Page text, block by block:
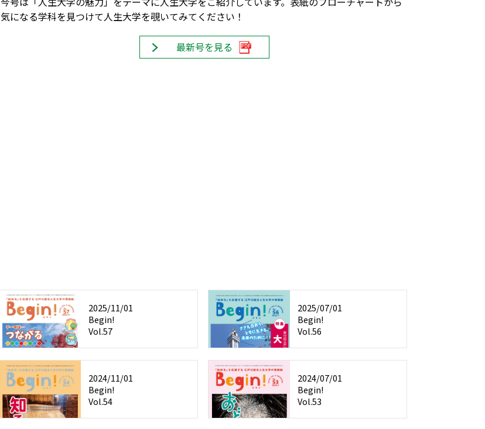
気になる学科を見つけて人生大学を覗いてみてください！
最新号を見る
2025/11/01
Begin!
Vol.57
2025/07/01
Begin!
Vol.56
2024/11/01
Begin!
Vol.54
2024/07/01
Begin!
Vol.53